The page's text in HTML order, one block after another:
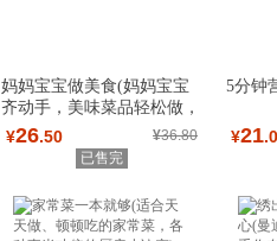
妈妈宝宝做美食(妈妈宝宝
齐动手，美味菜品轻松做，
拒绝挑食，让
¥26.50 ¥36.80
已售完
5分钟
¥21